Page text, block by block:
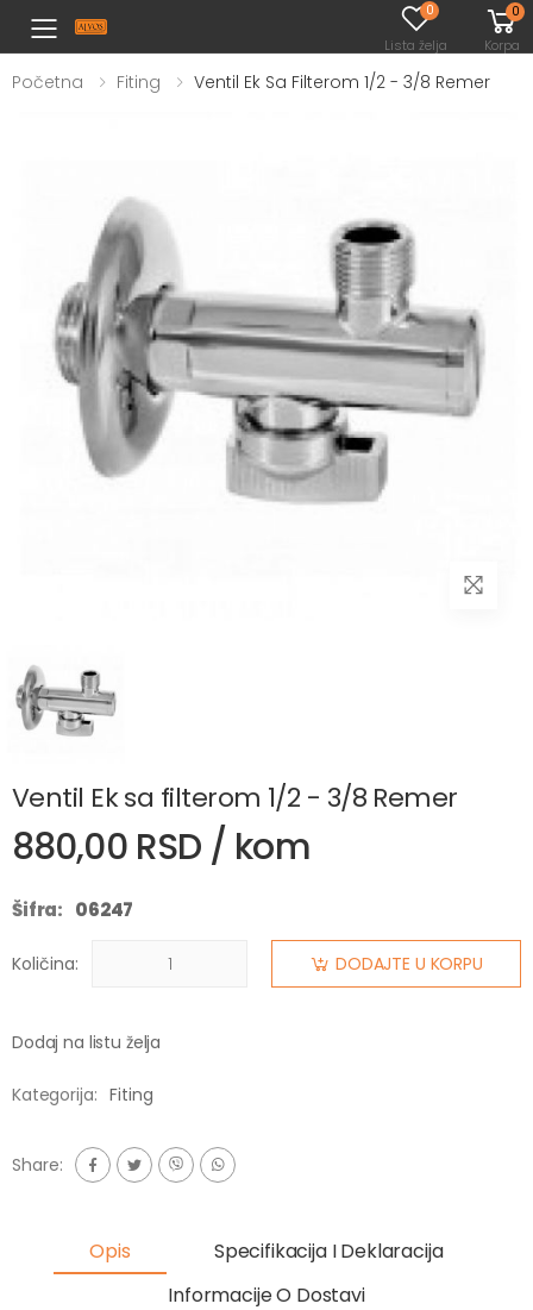
Toggle mobile menu
0
Lista želja
0
Korpa
Početna Fiting Ventil Ek Sa Filterom 1/2 - 3/8 Remer
Ventil Ek sa filterom 1/2 - 3/8 Remer
880,00 RSD / kom
Šifra: 06247
Količina: DODAJTE U KORPU
Dodaj na listu želja
Kategorija: Fiting
Share:
Opis
Specifikacija I Deklaracija
Informacije O Dostavi